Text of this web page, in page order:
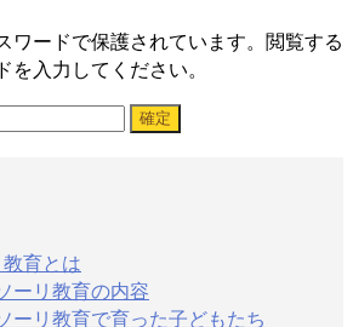
ワードで保護されています。閲覧する
入力してください。
育とは
ーリ教育の内容
ーリ教育で育った子どもたち